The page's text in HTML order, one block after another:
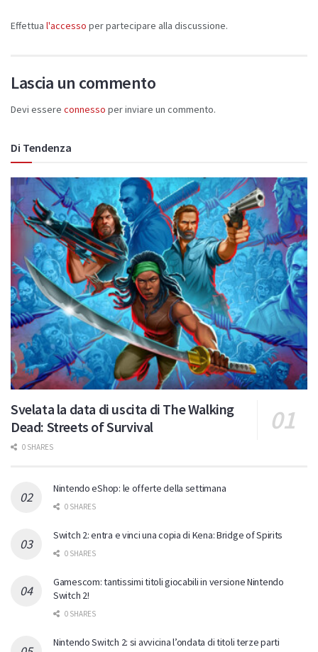
Effettua l'accesso per partecipare alla discussione.
Lascia un commento
Devi essere connesso per inviare un commento.
Di Tendenza
Svelata la data di uscita di The Walking
Dead: Streets of Survival
0 SHARES
Nintendo eShop: le offerte della settimana
0 SHARES
Switch 2: entra e vinci una copia di Kena: Bridge of Spirits
0 SHARES
Gamescom: tantissimi titoli giocabili in versione Nintendo
Switch 2!
0 SHARES
Nintendo Switch 2: si avvicina l’ondata di titoli terze parti